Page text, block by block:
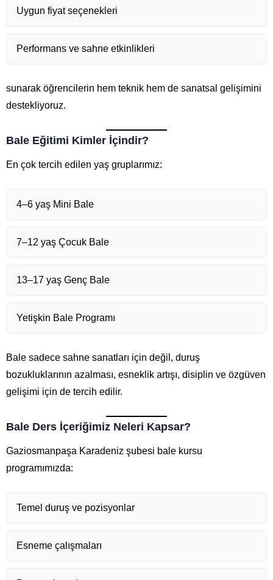
Uygun fiyat seçenekleri
Performans ve sahne etkinlikleri
sunarak öğrencilerin hem teknik hem de sanatsal gelişimini
destekliyoruz.
Bale Eğitimi Kimler İçindir?
En çok tercih edilen yaş gruplarımız:
4–6 yaş Mini Bale
7–12 yaş Çocuk Bale
13–17 yaş Genç Bale
Yetişkin Bale Programı
Bale sadece sahne sanatları için değil, duruş
bozukluklarının azalması, esneklik artışı, disiplin ve özgüven
gelişimi için de tercih edilir.
Bale Ders İçeriğimiz Neleri Kapsar?
Gaziosmanpaşa Karadeniz şubesi bale kursu
programımızda:
Temel duruş ve pozisyonlar
Esneme çalışmaları